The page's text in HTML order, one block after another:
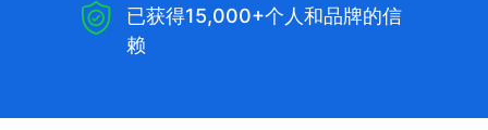
已获得15,000+个人和品牌的信
赖